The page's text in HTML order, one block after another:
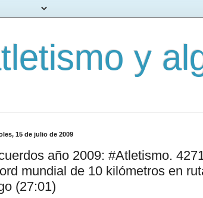
y
15 de julio de 2009
año 2009: #Atletismo.
mundial de 10 kilómetros en
(27:01)